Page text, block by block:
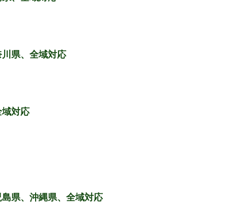
県、全域対応
対応
県、沖縄県、全域対応